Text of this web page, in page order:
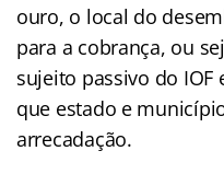
ouro, o local do
para a cobrança, ou
sujeito passivo do IOF
que estado e
arrecadação.